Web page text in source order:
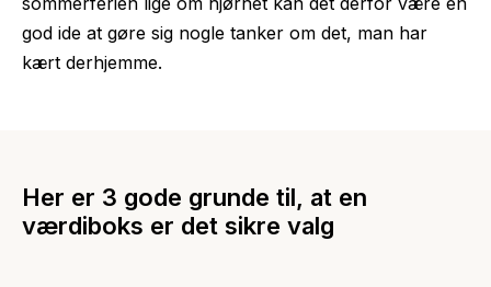
god ide at gøre sig nogle tanker om det, man har
kært derhjemme.
Her er 3 gode grunde til, at en
værdiboks er det sikre valg